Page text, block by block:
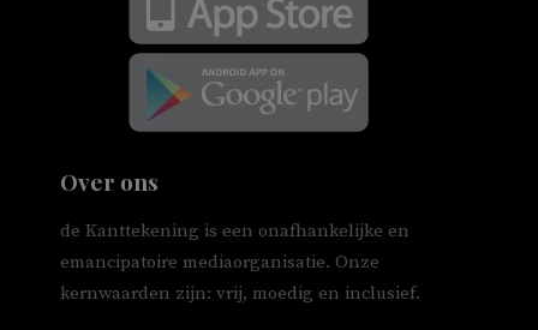
Over ons
de Kanttekening is een onafhankelijke en
emancipatoire mediaorganisatie. Onze
kernwaarden zijn: vrij, moedig en inclusief.